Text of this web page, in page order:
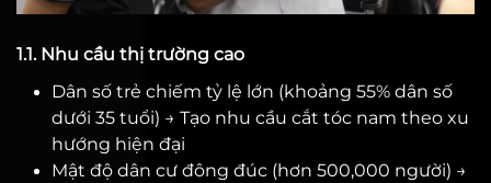
1.1. Nhu cầu thị trường cao
Dân số trẻ chiếm tỷ lệ lớn (khoảng 55% dân số
dưới 35 tuổi) → Tạo nhu cầu cắt tóc nam theo xu
hướng hiện đại
Mật độ dân cư đông đúc (hơn 500,000 người) →